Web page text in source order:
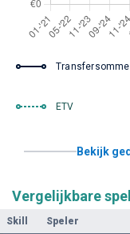
ETV
Bekijk
Vergelijkbare
Skill Speler